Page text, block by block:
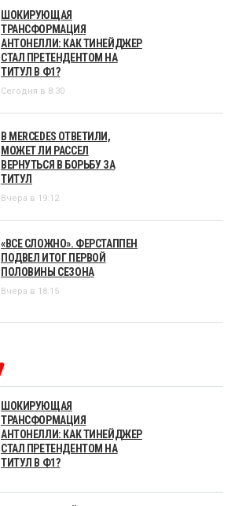
ШОКИРУЮЩАЯ
ТРАНСФОРМАЦИЯ
АНТОНЕЛЛИ: КАК ТИНЕЙДЖЕР
СТАЛ ПРЕТЕНДЕНТОМ НА
ТИТУЛ В Ф1?
Сегодня в 8:30
В MERCEDES ОТВЕТИЛИ,
МОЖЕТ ЛИ РАССЕЛ
ВЕРНУТЬСЯ В БОРЬБУ ЗА
ТИТУЛ
Вчера в 19:12
«ВСЕ СЛОЖНО». ФЕРСТАППЕН
ПОДВЕЛ ИТОГ ПЕРВОЙ
ПОЛОВИНЫ СЕЗОНА
Вчера в 18:15
ШОКИРУЮЩАЯ
ТРАНСФОРМАЦИЯ
АНТОНЕЛЛИ: КАК ТИНЕЙДЖЕР
СТАЛ ПРЕТЕНДЕНТОМ НА
ТИТУЛ В Ф1?